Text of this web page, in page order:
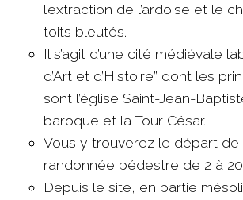
l’extraction de l’ardoise et le
toits bleutés.
Il s’agit d’une cité médiévale
d’Art et d’Histoire” dont les
sont l’église Saint-Jean-
baroque et la Tour César.
Vous y trouverez le départ de
randonnée pédestre de 2 à
Depuis le site, en partie